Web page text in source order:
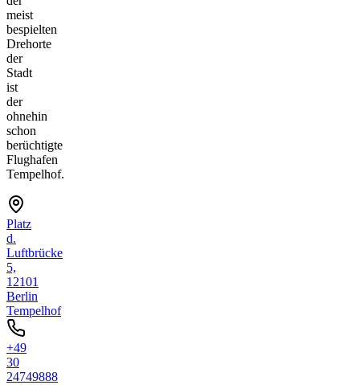
meist
bespielten
Drehorte
der
Stadt
ist
der
ohnehin
schon
berüchtigte
Flughafen
Tempelhof.
Platz
d.
Luftbrücke
5,
12101
Berlin
Tempelhof
+49
30
24749888